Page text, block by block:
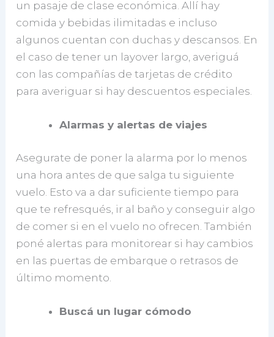
un pasaje de clase económica. Allí hay
comida y bebidas ilimitadas e incluso
algunos cuentan con duchas y descansos. En
el caso de tener un layover largo, averiguá
con las compañías de tarjetas de crédito
para averiguar si hay descuentos especiales.
Alarmas y alertas de viajes
Asegurate de poner la alarma por lo menos
una hora antes de que salga tu siguiente
vuelo. Esto va a dar suficiente tiempo para
que te refresqués, ir al baño y conseguir algo
de comer si en el vuelo no ofrecen. También
poné alertas para monitorear si hay cambios
en las puertas de embarque o retrasos de
último momento.
Buscá un lugar cómodo